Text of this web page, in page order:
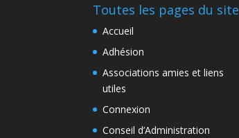
Toutes les pages du site
Accueil
Adhésion
Associations amies et liens
utiles
Connexion
Conseil d’Administration